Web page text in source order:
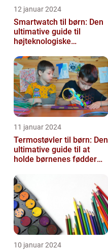
12 januar 2024
Smartwatch til børn: Den
ultimative guide til
højteknologiske
11 januar 2024
Termostøvler til børn: Den
ultimative guide til at
holde børnenes fødder
10 januar 2024